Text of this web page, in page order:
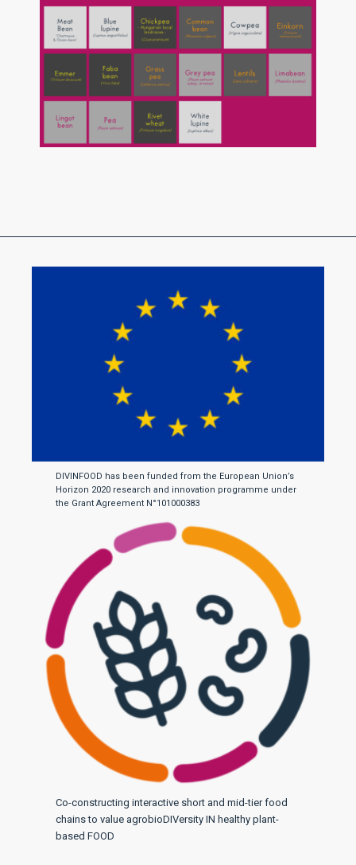
DIVINFOOD has been funded from the European Union’s
Horizon 2020 research and innovation programme under
the Grant Agreement N°101000383
Co-constructing interactive short and mid-tier food
chains to value agrobioDIVersity IN healthy plant-
based FOOD